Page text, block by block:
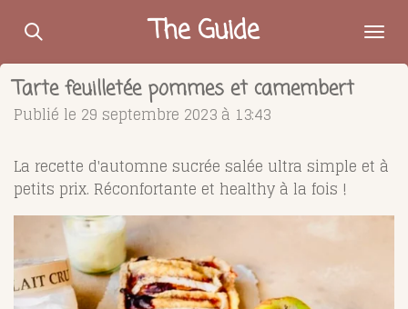
Passer
contenu
principal
The Guide
Tarte feuilletée pommes et camembert
Publié le 29 septembre 2023 à 13:43
La recette d'automne sucrée salée ultra simple et à
petits prix. Réconfortante et healthy à la fois !